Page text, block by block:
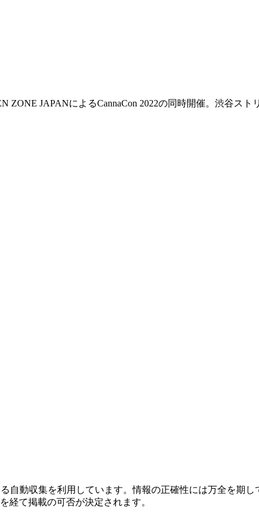
ZONE JAPANによるCannaCon 2022の同時開催。渋谷スト
自動収集を利用しています。情報の正確性には万全を期
経て掲載の可否が決定されます。